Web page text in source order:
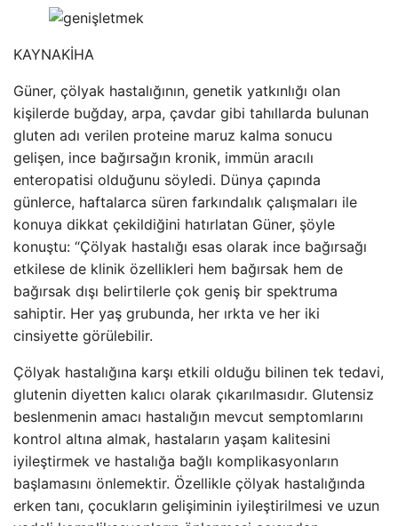
KAYNAKİHA
Güner, çölyak hastalığının, genetik yatkınlığı olan
kişilerde buğday, arpa, çavdar gibi tahıllarda bulunan
gluten adı verilen proteine ​​maruz kalma sonucu
gelişen, ince bağırsağın kronik, immün aracılı
enteropatisi olduğunu söyledi. Dünya çapında
günlerce, haftalarca süren farkındalık çalışmaları ile
konuya dikkat çekildiğini hatırlatan Güner, şöyle
konuştu: “Çölyak hastalığı esas olarak ince bağırsağı
etkilese de klinik özellikleri hem bağırsak hem de
bağırsak dışı belirtilerle çok geniş bir spektruma
sahiptir. Her yaş grubunda, her ırkta ve her iki
cinsiyette görülebilir.
Çölyak hastalığına karşı etkili olduğu bilinen tek tedavi,
glutenin diyetten kalıcı olarak çıkarılmasıdır. Glutensiz
beslenmenin amacı hastalığın mevcut semptomlarını
kontrol altına almak, hastaların yaşam kalitesini
iyileştirmek ve hastalığa bağlı komplikasyonların
başlamasını önlemektir. Özellikle çölyak hastalığında
erken tanı, çocukların gelişiminin iyileştirilmesi ve uzun